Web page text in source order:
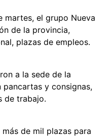
martes, el grupo Nueva
de la provincia,
plazas de empleos.
a la sede de la
pancartas y consignas,
de trabajo.
de mil plazas para